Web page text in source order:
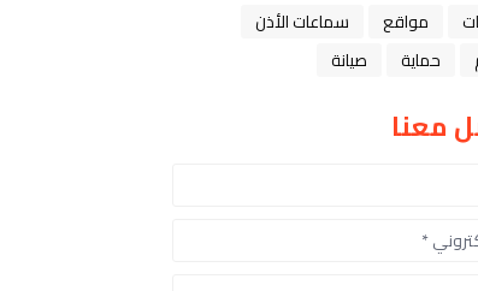
مواقع
سماعات الأذن
حماية صيانة
معنا